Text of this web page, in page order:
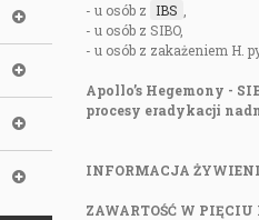
- u osób z
IBS
- u osób z SIBO,
- u osób z zakażeniem H.
Apollo’s Hegemony -
procesy eradykacji
INFORMACJA
ZAWARTOŚĆ W